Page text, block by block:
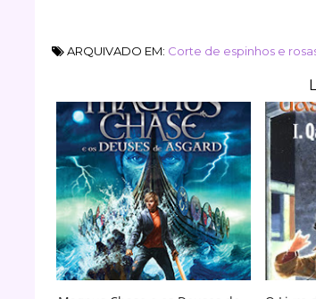
ARQUIVADO EM: Corte de espinhos e